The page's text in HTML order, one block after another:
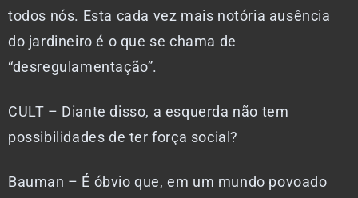
todos nós. Esta cada vez mais notória ausência
do jardineiro é o que se chama de
“desregulamentação”.
CULT – Diante disso, a esquerda não tem
possibilidades de ter força social?
Bauman – É óbvio que, em um mundo povoado